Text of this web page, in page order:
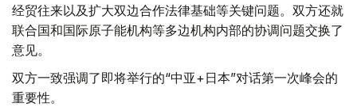
经贸往来以及扩大双边合作法律基础等关键问题。双方还就
联合国和国际原子能机构等多边机构内部的协调问题交换了
意见。
双方一致强调了即将举行的“中亚+日本”对话第一次峰会的
重要性。